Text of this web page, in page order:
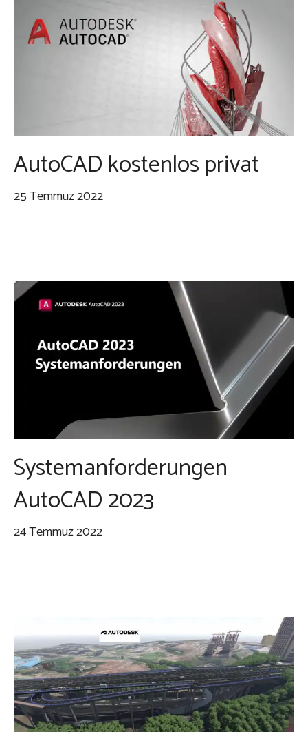
AutoCAD kostenlos privat
25 Temmuz 2022
Systemanforderungen
AutoCAD 2023
24 Temmuz 2022